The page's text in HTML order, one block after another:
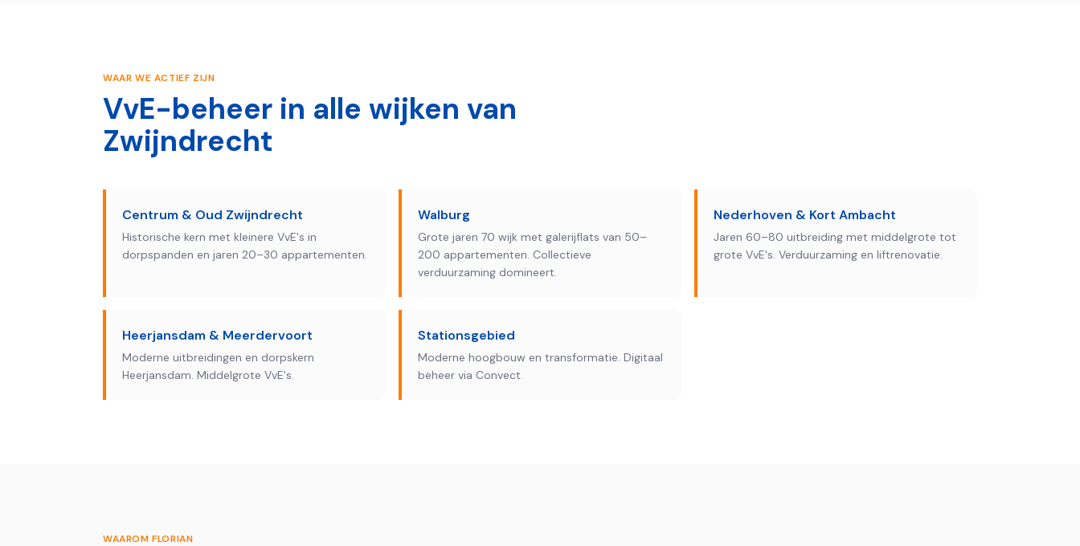
WAAR WE ACTIEF ZIJN
VvE-beheer in alle wijken van
Zwijndrecht
Centrum & Oud Zwijndrecht
Historische kern met kleinere VvE's in
dorpspanden en jaren 20–30 appartementen.
Walburg
Grote jaren 70 wijk met galerijflats van 50–
200 appartementen. Collectieve
verduurzaming domineert.
Nederhoven & Kort Ambacht
Jaren 60–80 uitbreiding met middelgrote tot
grote VvE's. Verduurzaming en liftrenovatie.
Heerjansdam & Meerdervoort
Moderne uitbreidingen en dorpskern
Heerjansdam. Middelgrote VvE's.
Stationsgebied
Moderne hoogbouw en transformatie. Digitaal
beheer via Convect.
WAAROM FLORIAN